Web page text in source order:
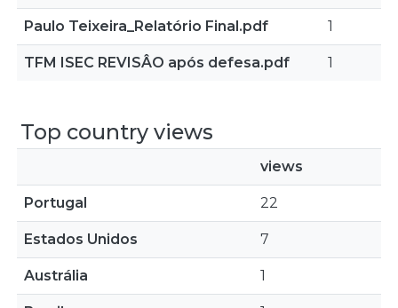
Paulo Teixeira_Relatório Final.pdf 1
TFM ISEC REVISÂO após defesa.pdf 1
Top country views
views
Portugal 22
Estados Unidos 7
Austrália 1